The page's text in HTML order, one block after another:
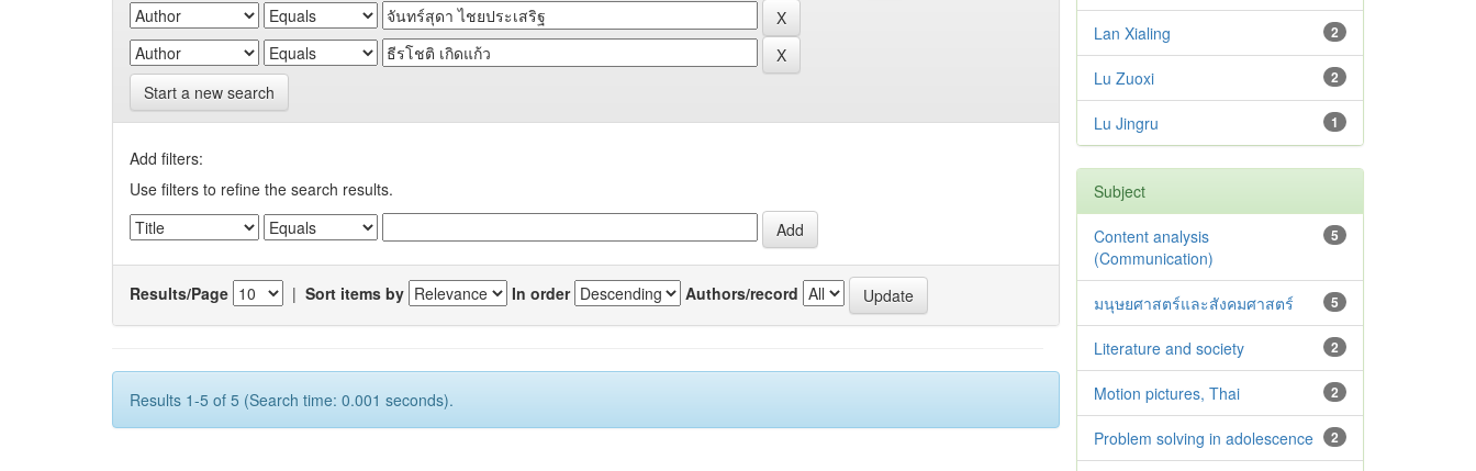
Start a new search
Add filters:
Use filters to refine the search results.
Results/Page | Sort items by In order Authors/record
Results 1-5 of 5 (Search time: 0.001 seconds).
2
Lan Xialing
2
Lu Zuoxi
1
Lu Jingru
Subject
5
Content analysis
(Communication)
5
มนุษยศาสตร์และสังคมศาสตร์
2
Literature and society
2
Motion pictures, Thai
2
Problem solving in adolescence